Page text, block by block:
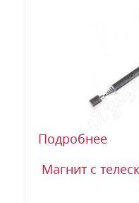
Подробнее
Магнит с